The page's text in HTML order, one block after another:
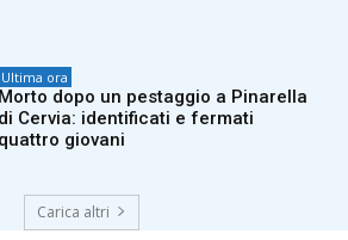
Ultima ora
Morto dopo un pestaggio a Pinarella
di Cervia: identificati e fermati
quattro giovani
Carica altri